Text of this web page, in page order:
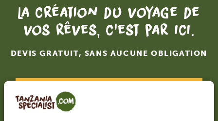
La création du voyage de
vos rêves, c'est par ici.
DEVIS GRATUIT, SANS AUCUNE OBLIGATION
RECEVOIR UNE OFFRE SUR MESURE